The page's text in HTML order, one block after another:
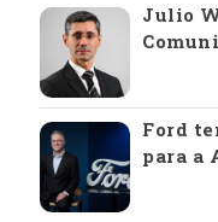
Julio
Ford
para a